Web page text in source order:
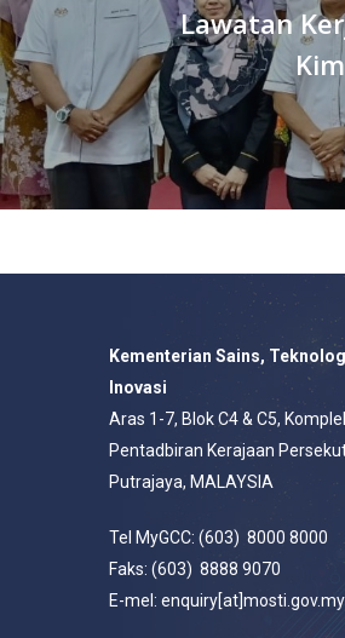
Lawatan
Kementerian Sains,
Inovasi
Aras 1-7, Blok C4 & C5,
Pentadbiran Kerajaan
Putrajaya, MALAYSIA
Tel MyGCC: (603) 8000 8000
Faks: (603) 8888 9070
E-mel: enquiry[at]mosti.gov.my